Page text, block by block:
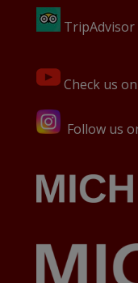
TripAdvisor
Check us
Follow us